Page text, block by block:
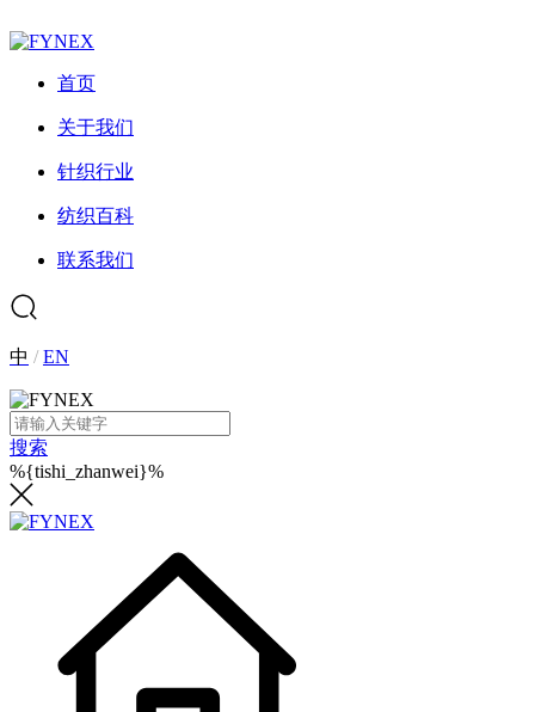
首页
关于我们
针织行业
纺织百科
联系我们
中 /EN
搜索
%{tishi_zhanwei}%